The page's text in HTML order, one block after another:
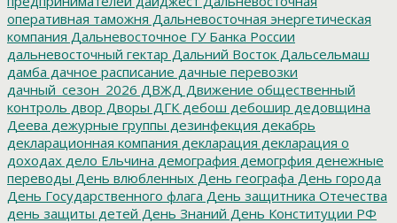
оперативная таможня Дальневосточная энергетическая
компания Дальневосточное ГУ Банка России
дальневосточный гектар Дальний Восток Дальсельмаш
дамба дачное расписание дачные перевозки
дачный_сезон_2026 ДВЖД Движение общественный
контроль двор Дворы ДГК дебош дебошир дедовщина
Деева дежурные группы дезинфекция декабрь
декларационная компания декларация декларация о
доходах дело Ельчина демография демогрфия денежные
переводы День влюбленных День географа День города
День Государственного флага День защитника Отечества
день защиты детей День Знаний День Конституции РФ